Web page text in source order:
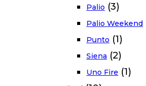
Palio (3)
Palio Weekend
Punto (1)
Siena (2)
Uno Fire (1)